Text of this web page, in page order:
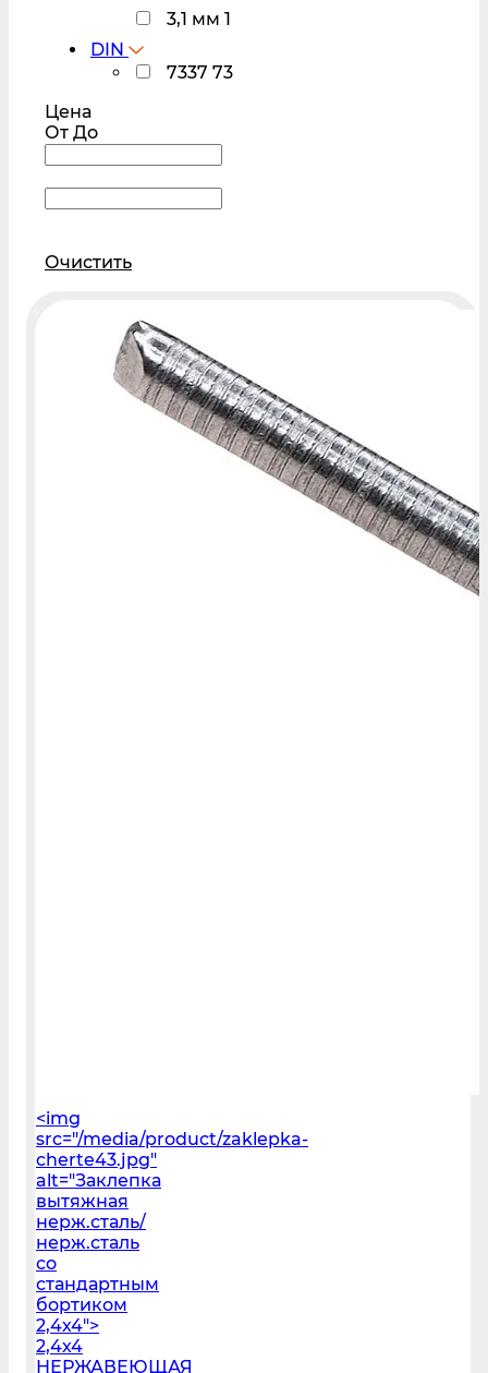
3,1 мм 1
DIN
7337 73
Цена
От До
Очистить
<img
src="/media/product/zaklepka-
cherte43.jpg"
alt="Заклепка
вытяжная
нерж.сталь/
нерж.сталь
со
стандартным
бортиком
2,4х4">
2,4х4
НЕРЖАВЕЮЩАЯ